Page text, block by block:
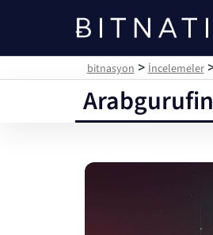
bitnasyon
bitnasyon >İncelemeler